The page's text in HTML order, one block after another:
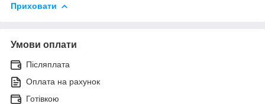
Приховати
Умови оплати
Післяплата
Оплата на рахунок
Готівкою